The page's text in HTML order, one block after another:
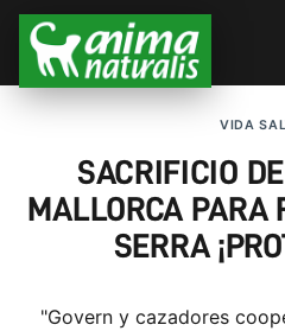
VIDA
SACRIFICIO
MALLORCA PARA
SERRA
"Govern y cazadores